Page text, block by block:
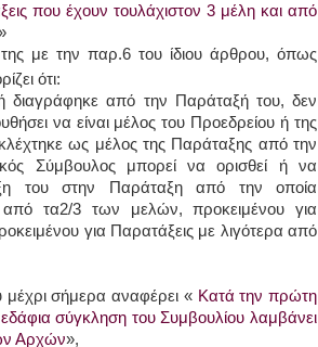
που έχουν τουλάχιστον 3 μέλη και από
με την παρ.6 του ίδιου άρθρου, όπως
ότι:
διαγράφηκε από την Παράταξή του, δεν
να είναι μέλος του Προεδρείου ή της
ως μέλος της Παράταξης από την
Σύμβουλος μπορεί να ορισθεί ή να
του στην Παράταξη από την οποία
από τα2/3 των μελών, προκειμένου για
για Παρατάξεις με λιγότερα από
μέχρι σήμερα αναφέρει « Κατά την πρώτη
σύγκληση του Συμβουλίου λαμβάνει
Αρχών»,